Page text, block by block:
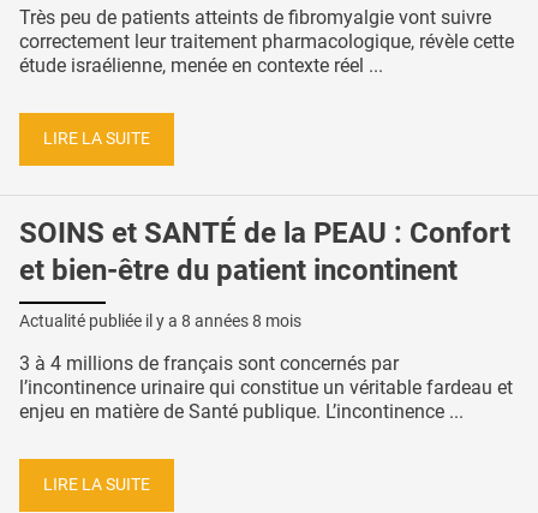
Très peu de patients atteints de fibromyalgie vont suivre
correctement leur traitement pharmacologique, révèle cette
étude israélienne, menée en contexte réel ...
LIRE LA SUITE
SOINS et SANTÉ de la PEAU : Confort
et bien-être du patient incontinent
Actualité publiée il y a 8 années 8 mois
3 à 4 millions de français sont concernés par
l’incontinence urinaire qui constitue un véritable fardeau et
enjeu en matière de Santé publique. L’incontinence ...
LIRE LA SUITE